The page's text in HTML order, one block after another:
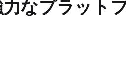
なプラット